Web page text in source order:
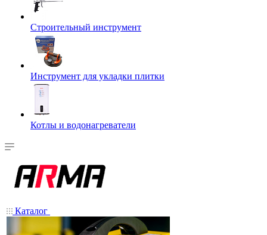
Строительный инструмент
Инструмент для укладки плитки
Котлы и водонагреватели
Каталог